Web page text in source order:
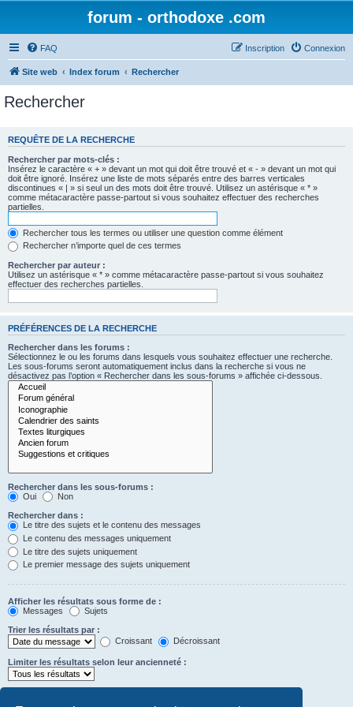
forum - orthodoxe .com
FAQ Connexion
Inscription
Site web Index forum Rechercher
Rechercher
REQUÊTE DE LA RECHERCHE
Rechercher par mots-clés :
Insérez le caractère « + » devant un mot qui doit être trouvé et « - » devant un mot qui
doit être ignoré. Insérez une liste de mots séparés entre des barres verticales
discontinues « | » si seul un des mots doit être trouvé. Utilisez un astérisque « * »
comme métacaractère passe-partout si vous souhaitez effectuer des recherches
partielles.
Rechercher tous les termes ou utiliser une question comme élément
Rechercher n’importe quel de ces termes
Rechercher par auteur :
Utilisez un astérisque « * » comme métacaractère passe-partout si vous souhaitez
effectuer des recherches partielles.
PRÉFÉRENCES DE LA RECHERCHE
Rechercher dans les forums :
Sélectionnez le ou les forums dans lesquels vous souhaitez effectuer une recherche.
Les sous-forums seront automatiquement inclus dans la recherche si vous ne
désactivez pas l’option « Rechercher dans les sous-forums » affichée ci-dessous.
Rechercher dans les sous-forums :
Oui
Non
Rechercher dans :
Le titre des sujets et le contenu des messages
Le contenu des messages uniquement
Le titre des sujets uniquement
Le premier message des sujets uniquement
Afficher les résultats sous forme de :
Messages
Sujets
Trier les résultats par :
Croissant
Décroissant
Limiter les résultats selon leur ancienneté :